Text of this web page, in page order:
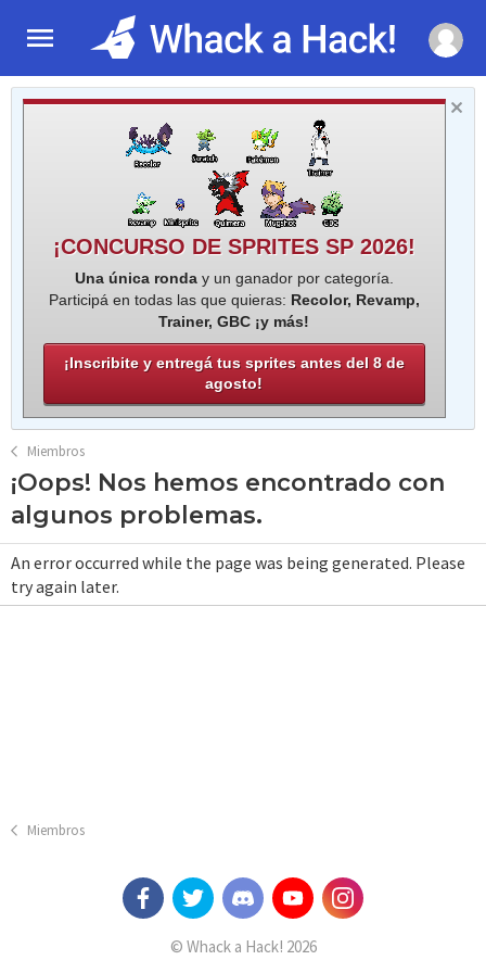
¡CONCURSO DE SPRITES SP 2026!
Una única ronday un ganador por categoría.
Participá en todas las que quieras: Recolor, Revamp,
Trainer, GBC ¡y más!
¡Inscribite y entregá tus sprites antes del 8 de
agosto!
Miembros
¡Oops! Nos hemos encontrado con
algunos problemas.
An error occurred while the page was being generated. Please
try again later.
Miembros
© Whack a Hack! 2026